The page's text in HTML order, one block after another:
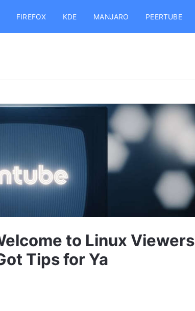
FIREFOX KDE MANJARO PEERTUBE
to Linux Viewers
Tips for Ya